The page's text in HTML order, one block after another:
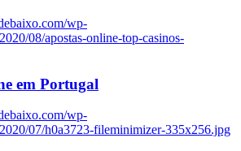
wp-
08/apostas-online-top-casinos-
em Portugal
wp-
07/h0a3723-fileminimizer-335x256.jpg